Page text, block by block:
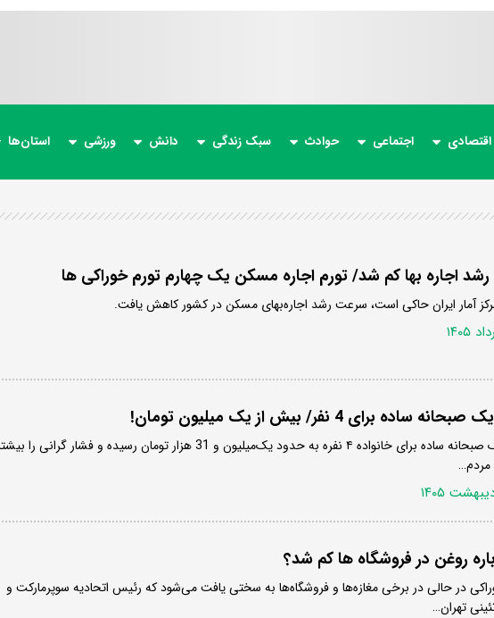
اقتصادی اجتماعی حوادث سبک زندگی دانش ورزشی استان‌ها
اجاره بها کم شد/ تورم اجاره مسکن یک چهارم تورم خوراکی ها
آمار ایران حاکی است، سرعت رشد اجاره‌بهای مسکن در کشور کاهش یافت.
ساده برای 4 نفر/ بیش از یک میلیون تومان!
هزینه یک صبحانه ساده برای خانواده ۴ نفره به حدود یک‌میلیون و 31 هزار تومان رسیده و فشار گرانی را
مردم…
روغن در فروشگاه ها کم شد؟
در حالی در برخی مغازه‌ها و فروشگاه‌ها به سختی یافت می‌شود که رئیس اتحادیه سوپرمارکت و
تهران…